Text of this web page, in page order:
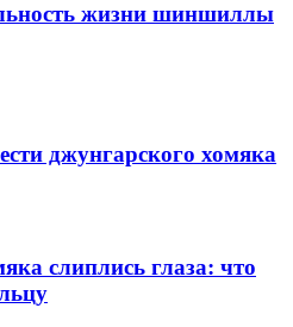
жизни шиншиллы
джунгарского хомяка
слиплись глаза: что